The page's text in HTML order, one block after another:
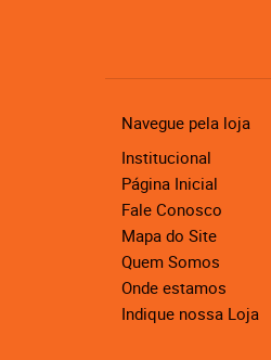
Navegue pela loja
Institucional
Página Inicial
Fale Conosco
Mapa do Site
Quem Somos
Onde estamos
Indique nossa Loja